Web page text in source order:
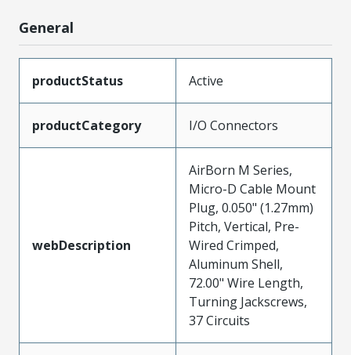
General
productStatus Active
productCategory I/O Connectors
webDescription
AirBorn M Series,
Micro-D Cable Mount
Plug, 0.050" (1.27mm)
Pitch, Vertical, Pre-
Wired Crimped,
Aluminum Shell,
72.00" Wire Length,
Turning Jackscrews,
37 Circuits